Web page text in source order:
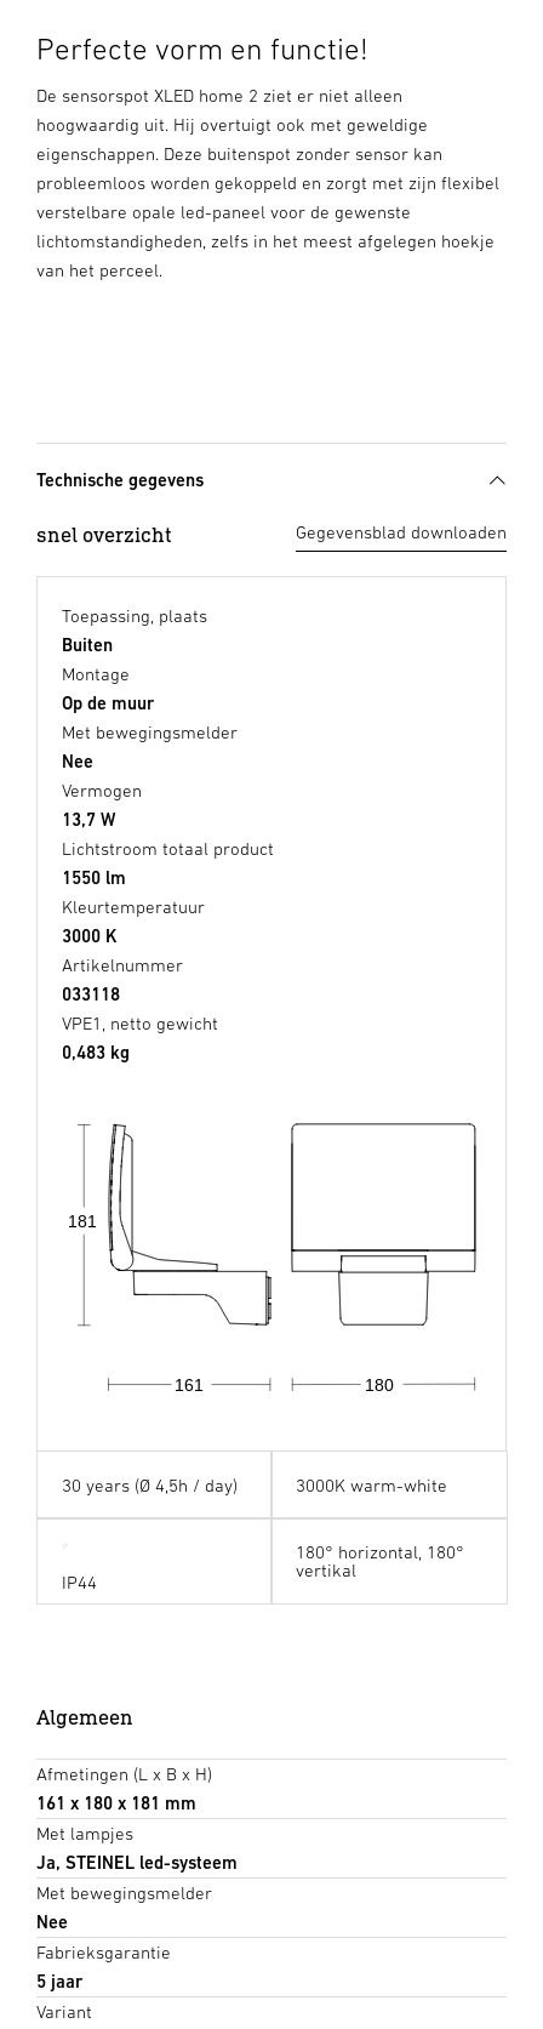
Perfecte vorm en functie!
De sensorspot XLED home 2 ziet er niet alleen
hoogwaardig uit. Hij overtuigt ook met geweldige
eigenschappen. Deze buitenspot zonder sensor kan
probleemloos worden gekoppeld en zorgt met zijn flexibel
verstelbare opale led-paneel voor de gewenste
lichtomstandigheden, zelfs in het meest afgelegen hoekje
van het perceel.
Technische gegevens
snel overzicht Gegevensblad downloaden
Toepassing, plaats
Buiten
Montage
Op de muur
Met bewegingsmelder
Nee
Vermogen
13,7 W
Lichtstroom totaal product
1550 lm
Kleurtemperatuur
3000 K
Artikelnummer
033118
VPE1, netto gewicht
0,483 kg
161 180
181
30 years (Ø 4,5h / day) 3000K warm-white
IP44
180° horizontal, 180°
vertikal
Algemeen
Afmetingen (L x B x H)
161 x 180 x 181 mm
Met lampjes
Ja, STEINEL led-systeem
Met bewegingsmelder
Nee
Fabrieksgarantie
5 jaar
Variant